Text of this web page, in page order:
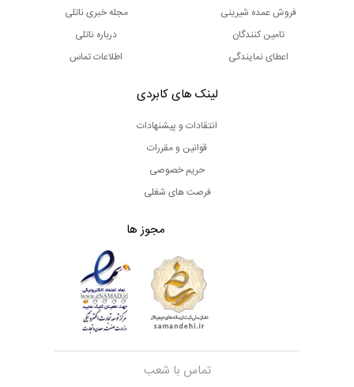
فروش عمده شیرینی
تامین کنندگان
اعطای نمایندگی
مجله خبری ناتلی
درباره ناتلی
اطلاعات تماس
لینک های کابردی
انتقادات و پیشنهادات
قوانین و مقررات
حریم خصوصی
فرصت های شغلی
مجوز ها
تماس با شعب